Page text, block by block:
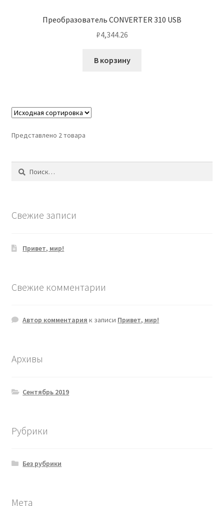
Преобразователь CONVERTER 310 USB
₽4,344.26
В корзину
Представлено 2 товара
Найти:
Свежие записи
Привет, мир!
Свежие комментарии
Автор комментария к записи Привет, мир!
Архивы
Сентябрь 2019
Рубрики
Без рубрики
Мета